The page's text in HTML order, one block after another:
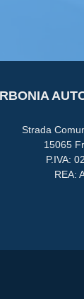
Strada
15065
P.IVA:
REA: